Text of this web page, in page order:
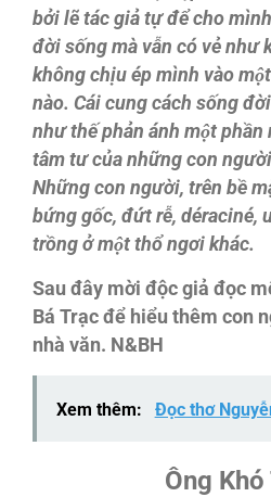
bởi lẽ tác giả tự để cho
đời sống mà vẫn có vẻ như
không chịu ép mình vào
nào. Cái cung cách sống
như thế phản ánh một phần
tâm tư của những con
Những con người, trên bề
bứng gốc, đứt rễ, déraciné,
trồng ở một thổ ngơi khác.
Sau đây mời độc giả đọc
Bá Trạc để hiểu thêm con
nhà văn. N&BH
Xem thêm: Đọc thơ
Ông